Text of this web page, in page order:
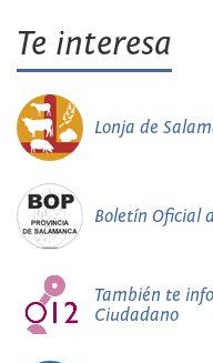
Te interesa
Lonja de
Boletín Oficial
También te
Ciudadano